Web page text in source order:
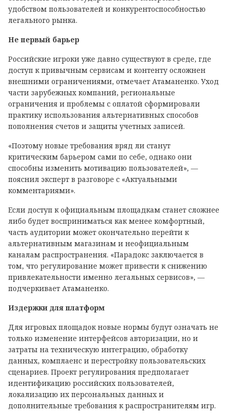
удобством пользователей и конкурентоспособностью
легального рынка.
Не первый барьер
Российские игроки уже давно существуют в среде, где
доступ к привычным сервисам и контенту осложнен
внешними ограничениями, отмечает Атаманенко. Уход
части зарубежных компаний, региональные
ограничения и проблемы с оплатой сформировали
практику использования альтернативных способов
пополнения счетов и защиты учетных записей.
«Поэтому новые требования вряд ли станут
критическим барьером сами по себе, однако они
способны изменить мотивацию пользователей», —
пояснил эксперт в разговоре с «Актуальными
комментариями».
Если доступ к официальным площадкам станет сложнее
либо будет восприниматься как менее комфортный,
часть аудитории может окончательно перейти к
альтернативным магазинам и неофициальным
каналам распространения. «Парадокс заключается в
том, что регулирование может привести к снижению
привлекательности именно легальных сервисов», —
подчеркивает Атаманенко.
Издержки для платформ
Для игровых площадок новые нормы будут означать не
только изменение интерфейсов авторизации, но и
затраты на техническую интеграцию, обработку
данных, комплаенс и перестройку пользовательских
сценариев. Проект регулирования предполагает
идентификацию российских пользователей,
локализацию их персональных данных и
дополнительные требования к распространителям игр.